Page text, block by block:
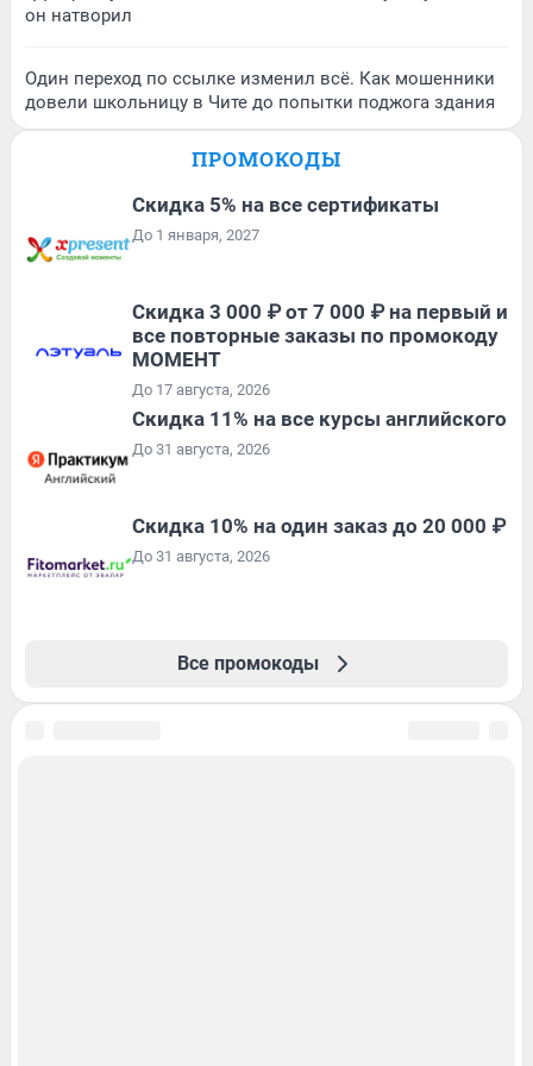
он натворил
Один переход по ссылке изменил всё. Как мошенники
довели школьницу в Чите до попытки поджога здания
ПРОМОКОДЫ
Скидка 5% на все сертификаты
До 1 января, 2027
Скидка 3 000 ₽ от 7 000 ₽ на первый и
все повторные заказы по промокоду
МОМЕНТ
До 17 августа, 2026
Скидка 11% на все курсы английского
До 31 августа, 2026
Скидка 10% на один заказ до 20 000 ₽
До 31 августа, 2026
Все промокоды